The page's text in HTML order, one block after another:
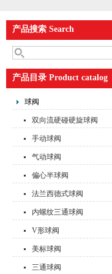
产品搜索 Search
产品目录 Product catalog
球阀
双向流硬碰硬旋球阀
手动球阀
气动球阀
偏心半球阀
法兰西德式球阀
内螺纹三通球阀
V形球阀
美标球阀
三通球阀